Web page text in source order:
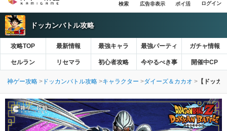
広告非表示 ポイ活
ドッカンバトル攻略
攻略TOP 最新情報 最強キャラ 最強パーティ ガチャ情報
セルラン リセマラ 初心者攻略 今やるべき事 開催中CP
神ゲー攻略 ドッカンバトル攻略 キャラクター ダイーズ＆カカオ 【ドッカ